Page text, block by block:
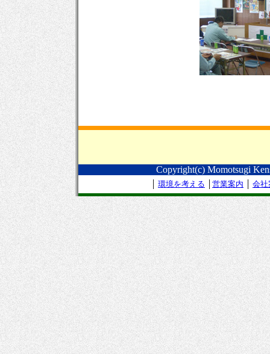
Copyright(c) Momotsugi
環境を考える 営業案内 会社